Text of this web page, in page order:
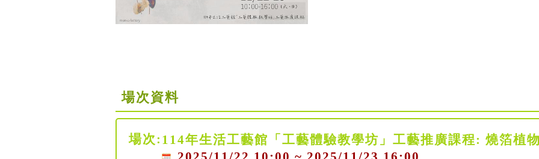
場次資料
場次: 114年生活工藝館「工藝體驗教學坊」工藝推廣課程: 燒箔植